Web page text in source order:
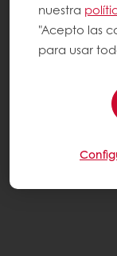
nuestra
"Acepto las
para usar